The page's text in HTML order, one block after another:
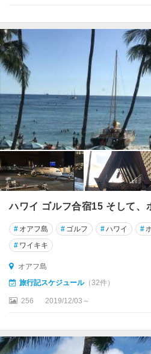
ハワイ ゴルフ合宿15 そして、
# オアフ島 # ゴルフ #ハワイ #
# ワイキキ
オアフ島
旅行記スケジュール（32件）
256 2019/12/03～